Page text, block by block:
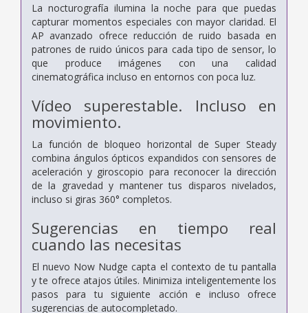
La nocturografía ilumina la noche para que puedas
capturar momentos especiales con mayor claridad. El
AP avanzado ofrece reducción de ruido basada en
patrones de ruido únicos para cada tipo de sensor, lo
que produce imágenes con una calidad
cinematográfica incluso en entornos con poca luz.
Vídeo superestable. Incluso en
movimiento.
La función de bloqueo horizontal de Super Steady
combina ángulos ópticos expandidos con sensores de
aceleración y giroscopio para reconocer la dirección
de la gravedad y mantener tus disparos nivelados,
incluso si giras 360° completos.
Sugerencias en tiempo real
cuando las necesitas
El nuevo Now Nudge capta el contexto de tu pantalla
y te ofrece atajos útiles. Minimiza inteligentemente los
pasos para tu siguiente acción e incluso ofrece
sugerencias de autocompletado.